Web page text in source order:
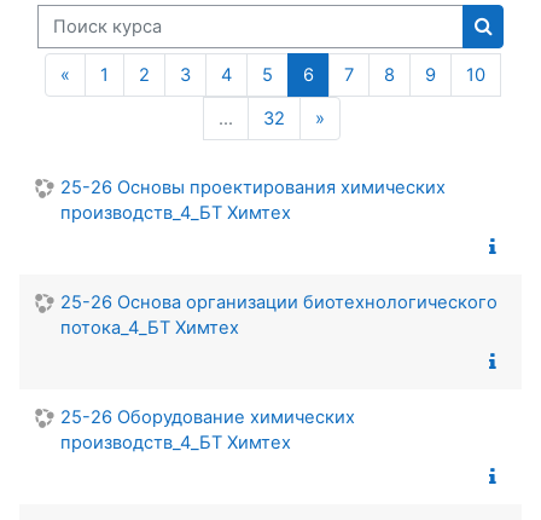
Поиск курса
Поиск
«Предыдущая страница
1 2 3 4 5 6(текущая)
7 8 9
10
…
32 »
25-26 Основы проектирования химических
производств_4_БТ Химтех
25-26 Основа организации биотехнологического
потока_4_БТ Химтех
25-26 Оборудование химических
производств_4_БТ Химтех